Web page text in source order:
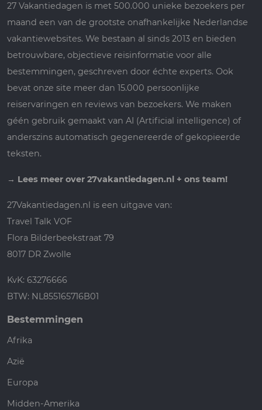
27 Vakantiedagen is met 500.000 unieke bezoekers per
maand een van de grootste onafhankelijke Nederlandse
vakantiewebsites. We bestaan al sinds 2013 en bieden
betrouwbare, objectieve reisinformatie voor alle
bestemmingen, geschreven door échte experts. Ook
bevat onze site meer dan 15.000 persoonlijke
reiservaringen en reviews van bezoekers. We maken
géén gebruik gemaakt van AI (Artificial intelligence) of
anderszins automatisch gegenereerde of gekopieerde
teksten.
→ Lees meer over 27vakantiedagen.nl + ons team!
27Vakantiedagen.nl is een uitgave van:
Travel Talk VOF
Flora Bilderbeekstraat 79
8017 DR Zwolle
KvK: 63276666
BTW: NL855165716B01
Bestemmingen
Afrika
Azië
Europa
Midden-Amerika